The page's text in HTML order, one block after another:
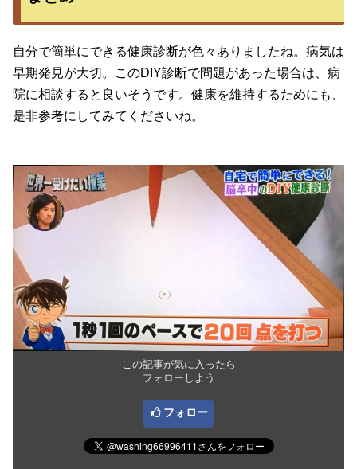
自分で簡単にできる健康診断が色々ありましたね。病気は
早期発見が大切。このDIY診断で問題があった場合は、病
院に相談すると良いそうです。健康を維持するためにも、
是非参考にしてみてくださいね。
この記事が気に入ったら
フォローしよう
フォロー